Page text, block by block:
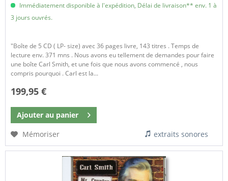
Immédiatement disponible à l'expédition, Délai de livraison** env. 1 à
3 jours ouvrés.
"Boîte de 5 CD ( LP- size) avec 36 pages livre, 143 titres . Temps de
lecture env. 371 mns . Nous avons eu tellement de demandes pour faire
une boîte Carl Smith, et ​​une fois que nous avons commencé , nous
compris pourquoi . Carl est la...
199,95 €
Ajouter au panier
Mémoriser
extraits sonores